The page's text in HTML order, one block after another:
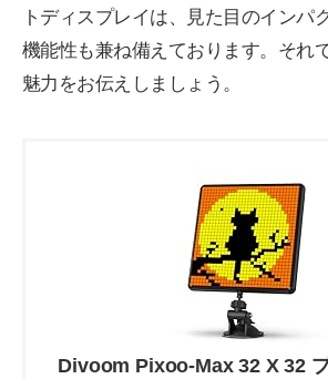
トディスプレイは、見た目のインパ
機能性も兼ね備えております。それ
魅力をお伝えしましょう。
Divoom Pixoo-Max 32 X 32